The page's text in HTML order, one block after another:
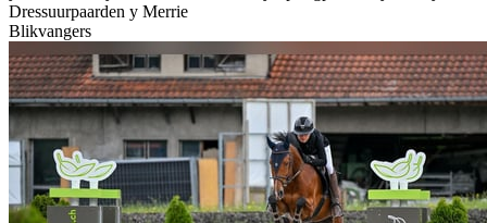
Dressuurpaarden y Merrie
Blikvangers